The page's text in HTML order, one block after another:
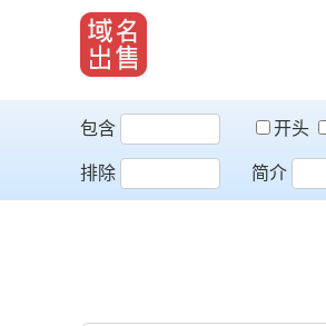
包含 开头
排除
简介